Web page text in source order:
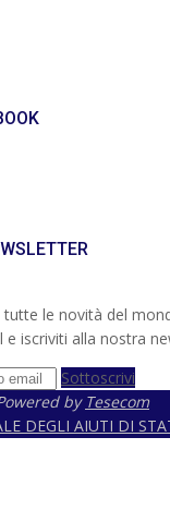
le novità del
e iscriviti alla nostra
Sottoscrivi
by Tesecom
DEGLI AIUTI DI